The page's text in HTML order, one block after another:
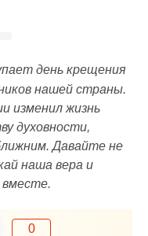
день крещения
нашей страны.
изменил жизнь
духовности,
Давайте не
наша вера и
вместе.
0